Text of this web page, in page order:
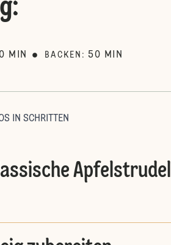
:
MIN BACKEN : 50 MIN
IN SCHRITTEN
Apfelstrudel